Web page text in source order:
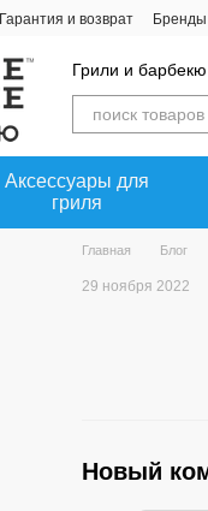
Гарантия и возврат Бренды
Грили и барбекю
Аксессуары для
гриля
Главная Блог
29 ноября 2022
Новый